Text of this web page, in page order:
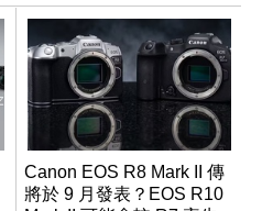
Canon EOS R8 Mark II 傳
將於 9 月發表？EOS R10